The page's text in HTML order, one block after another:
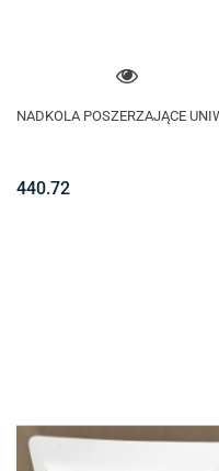
NADKOLA POSZERZAJĄCE
440.72